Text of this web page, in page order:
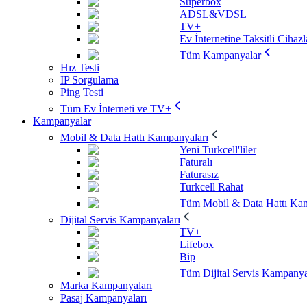
ADSL&VDSL
TV+
Ev İnternetine Taksitli
Tüm Kampanyalar
Hız Testi
IP Sorgulama
Ping Testi
Tüm Ev İnterneti ve TV+
Kampanyalar
Mobil & Data Hattı Kampanyaları
Yeni Turkcell'liler
Faturalı
Faturasız
Turkcell Rahat
Tüm Mobil & Data Hattı
Dijital Servis Kampanyaları
TV+
Lifebox
Bip
Tüm Dijital Servis
Marka Kampanyaları
Pasaj Kampanyaları